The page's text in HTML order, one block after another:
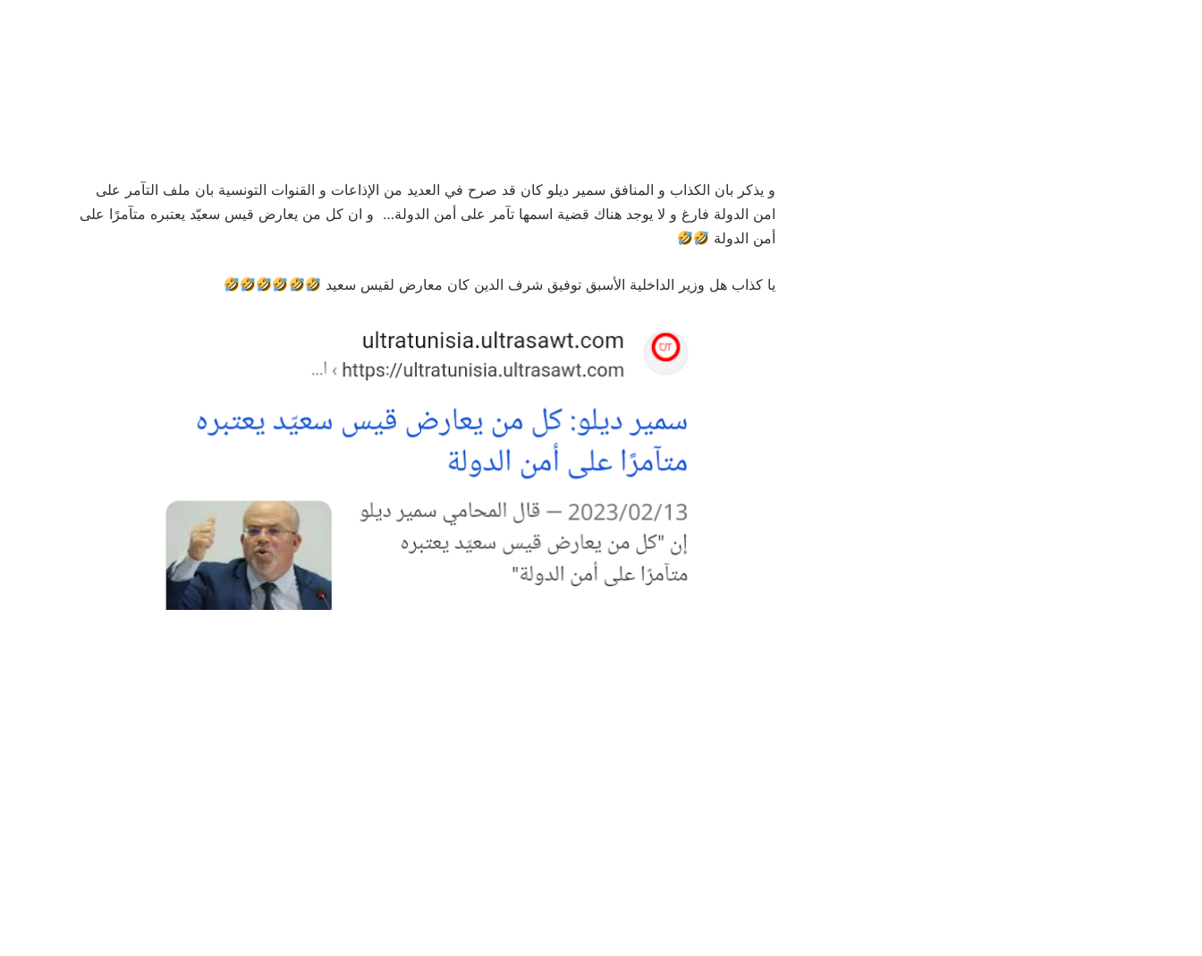
و يذكر بان الكذاب و المنافق سمير ديلو كان قد صرح في العديد من الإذاعات و القنوات التونسية بان ملف التآمر على
امن الدولة فارغ و لا يوجد هناك قضية اسمها تآمر على أمن الدولة… و ان كل من يعارض قيس سعيّد يعتبره متآمرًا على
أمن الدولة
يا كذاب هل وزير الداخلية الأسبق توفيق شرف الدين كان معارض لقيس سعيد